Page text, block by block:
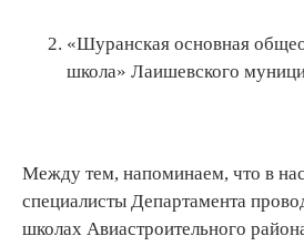
«Шуранская основная
школа» Лаишевского
Между тем, напоминаем, что в
специалисты Департамента
школах Авиастроительного